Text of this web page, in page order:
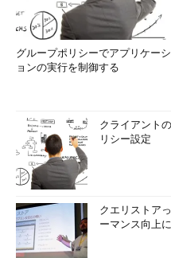
グループポリシーでアプリケーシ
ョンの実行を制御する
クライアント
リシー設定
クエリストア
ーマンス向上